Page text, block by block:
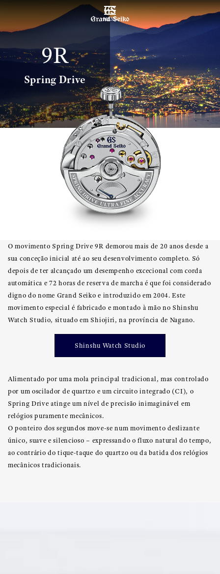
MENU
9R
Spring Drive
O movimento Spring Drive 9R demorou mais de 20 anos desde a
sua conceção inicial até ao seu desenvolvimento completo. Só
depois de ter alcançado um desempenho excecional com corda
automática e 72 horas de reserva de marcha é que foi considerado
digno do nome Grand Seiko e introduzido em 2004. Este
movimento especial é fabricado e montado à mão no Shinshu
Watch Studio, situado em Shiojiri, na província de Nagano.
Shinshu Watch Studio
Alimentado por uma mola principal tradicional, mas controlado
por um oscilador de quartzo e um circuito integrado (CI), o
Spring Drive atinge um nível de precisão inimaginável em
relógios puramente mecânicos.
O ponteiro dos segundos move-se num movimento deslizante
único, suave e silencioso – expressando o fluxo natural do tempo,
ao contrário do tique-taque do quartzo ou da batida dos relógios
mecânicos tradicionais.